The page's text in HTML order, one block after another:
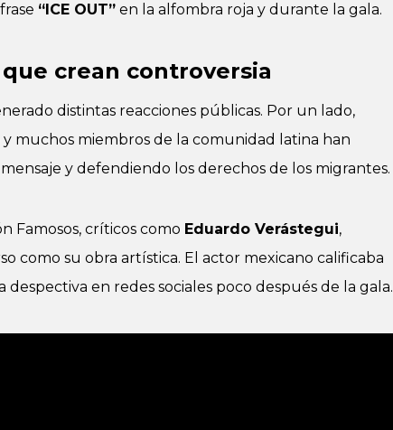
“ICE OUT” en la alfombra roja y durante la gala.
crean controversia
distintas reacciones públicas. Por un lado,
muchos miembros de la comunidad latina han
y defendiendo los derechos de los migrantes.
Famosos, críticos como Eduardo Verástegui,
como su obra artística. El actor mexicano calificaba
en redes sociales poco después de la gala.